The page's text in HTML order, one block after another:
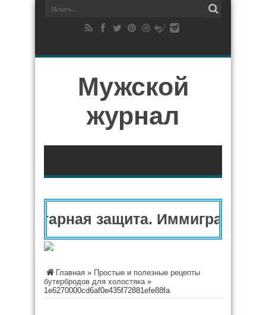
Мужской
журнал
защита.
Главная » Простые и полезные рецепты
бутербродов для холостяка»
1e6270000cd6af0e435f72881efe88fa